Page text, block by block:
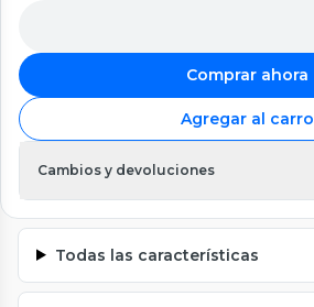
Comprar ahora
Agregar al carro
Cambios y devoluciones
Todas las características